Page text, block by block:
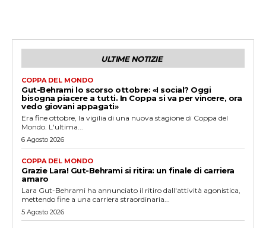
ULTIME NOTIZIE
COPPA DEL MONDO
Gut-Behrami lo scorso ottobre: «I social? Oggi
bisogna piacere a tutti. In Coppa si va per vincere, ora
vedo giovani appagati»
Era fine ottobre, la vigilia di una nuova stagione di Coppa del
Mondo. L'ultima...
6 Agosto 2026
COPPA DEL MONDO
Grazie Lara! Gut-Behrami si ritira: un finale di carriera
amaro
Lara Gut-Behrami ha annunciato il ritiro dall'attività agonistica,
mettendo fine a una carriera straordinaria...
5 Agosto 2026